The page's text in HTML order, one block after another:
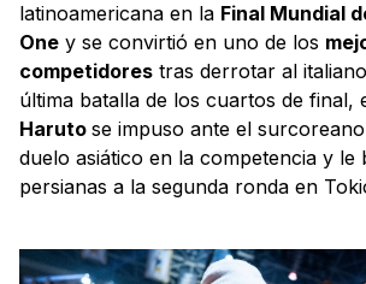
latinoamericana en la Final Mundial
One y se convirtió en uno de los
competidores tras derrotar al italiano
última batalla de los cuartos de final,
Haruto se impuso ante el surcoreano
duelo asiático en la competencia y le
persianas a la segunda ronda en